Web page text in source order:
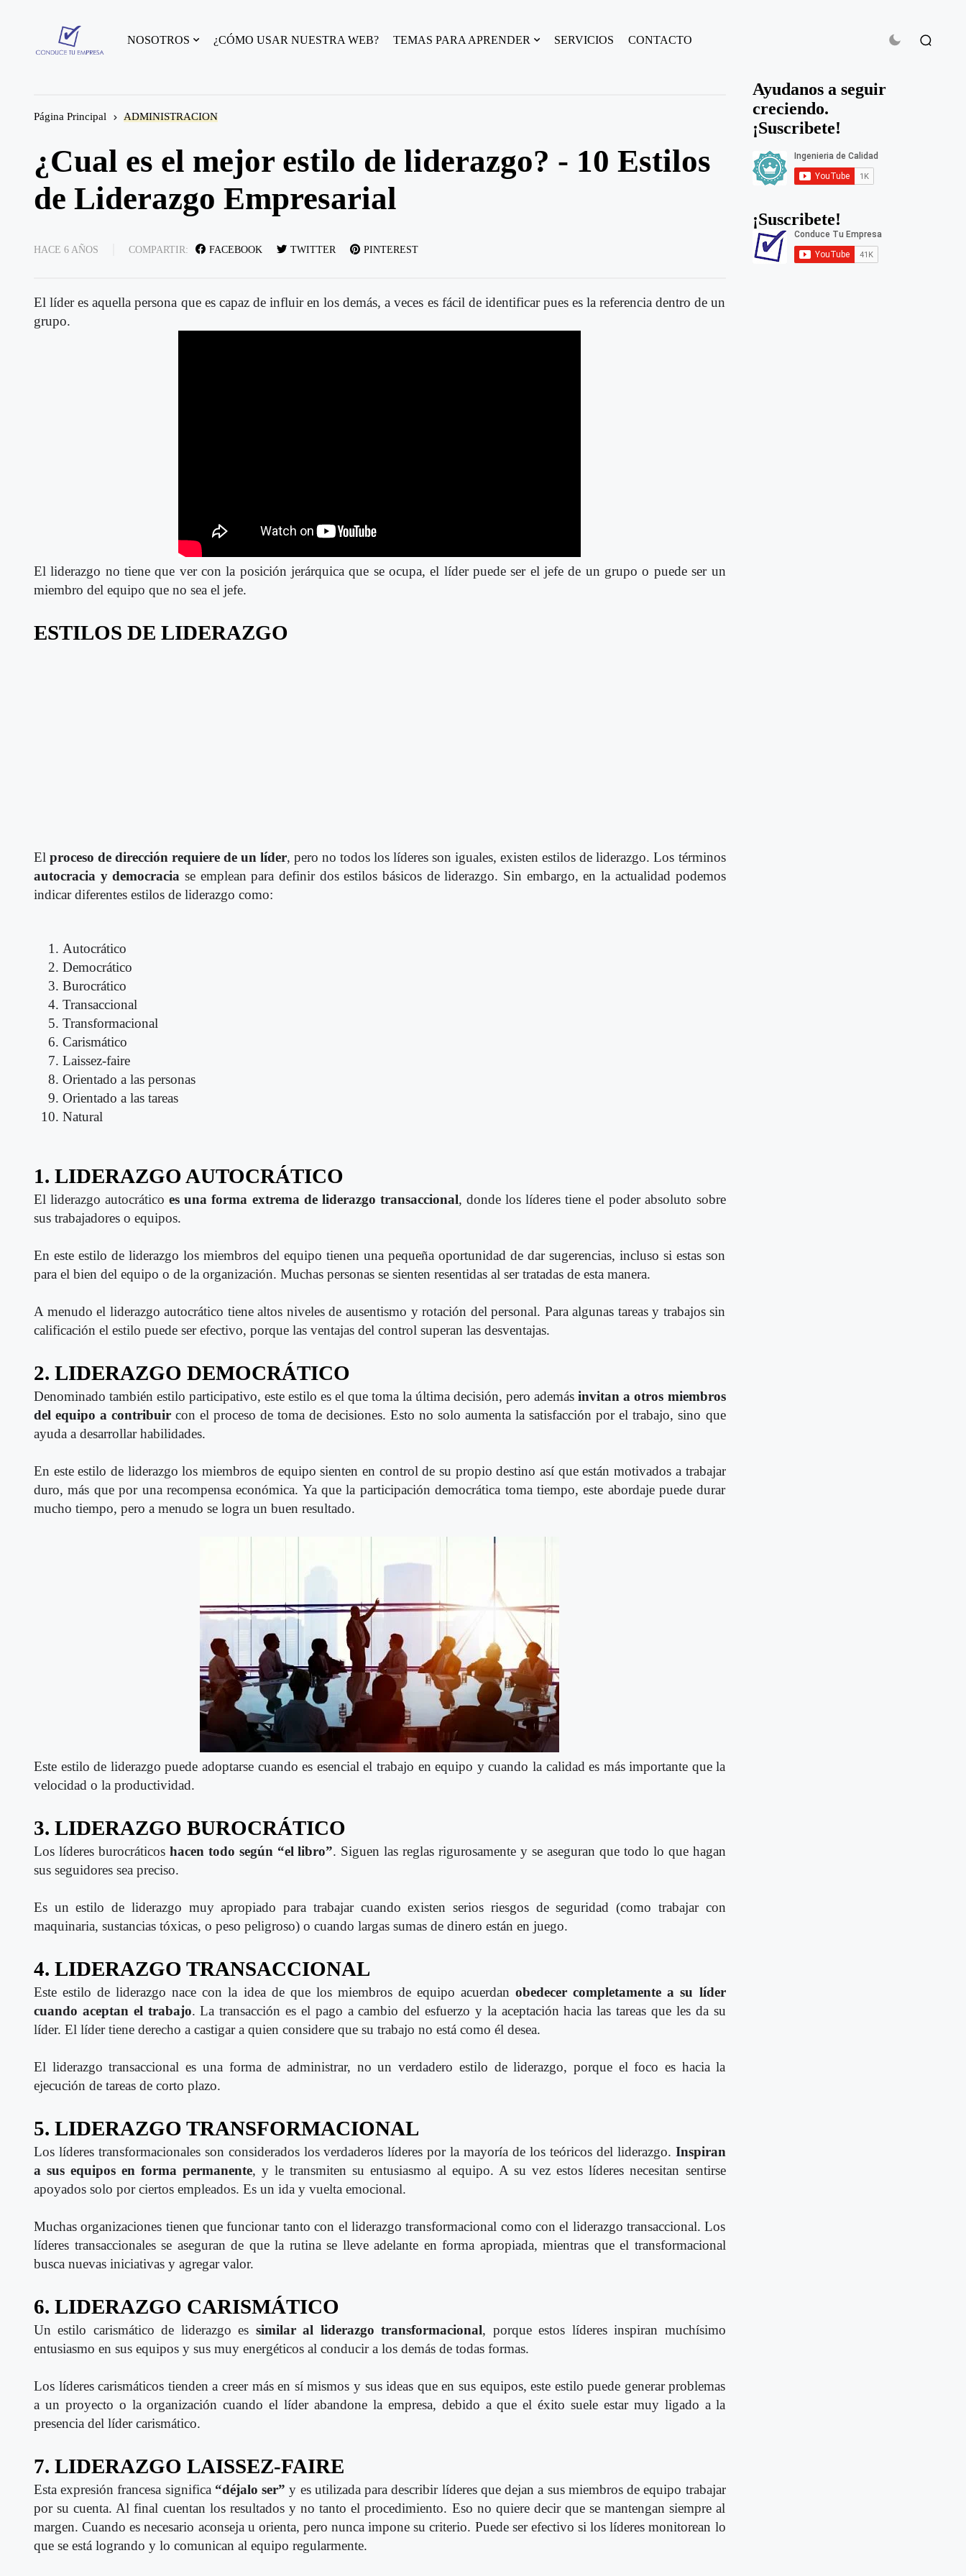
NOSOTROS ¿CÓMO USAR NUESTRA WEB? TEMAS PARA APRENDER SERVICIOS CONTACTO
Página Principal ADMINISTRACION
¿Cual es el mejor estilo de liderazgo? - 10 Estilos
de Liderazgo Empresarial
HACE 6 AÑOS COMPARTIR: FACEBOOK TWITTER PINTEREST
El líder es aquella persona que es capaz de influir en los demás, a veces es fácil de identificar pues es la referencia dentro de un
grupo.
El liderazgo no tiene que ver con la posición jerárquica que se ocupa, el líder puede ser el jefe de un grupo o puede ser un
miembro del equipo que no sea el jefe.
ESTILOS DE LIDERAZGO
Elproceso de dirección requiere de un líder, pero no todos los líderes son iguales, existen estilos de liderazgo. Los términos
autocracia y democracia se emplean para definir dos estilos básicos de liderazgo. Sin embargo, en la actualidad podemos
indicar diferentes estilos de liderazgo como:
Autocrático
Democrático
Burocrático
Transaccional
Transformacional
Carismático
Laissez-faire
Orientado a las personas
Orientado a las tareas
Natural
1. LIDERAZGO AUTOCRÁTICO
El liderazgo autocráticoes una forma extrema de liderazgo transaccional, donde los líderes tiene el poder absoluto sobre
sus trabajadores o equipos.
En este estilo de liderazgo los miembros del equipo tienen una pequeña oportunidad de dar sugerencias, incluso si estas son
para el bien del equipo o de la organización. Muchas personas se sienten resentidas al ser tratadas de esta manera.
A menudo el liderazgo autocrático tiene altos niveles de ausentismo y rotación del personal. Para algunas tareas y trabajos sin
calificación el estilo puede ser efectivo, porque las ventajas del control superan las desventajas.
2. LIDERAZGO DEMOCRÁTICO
Denominado también estilo participativo, este estilo es el que toma la última decisión, pero ademásinvitan a otros miembros
del equipo a contribuircon el proceso de toma de decisiones. Esto no solo aumenta la satisfacción por el trabajo, sino que
ayuda a desarrollar habilidades.
En este estilo de liderazgo los miembros de equipo sienten en control de su propio destino así que están motivados a trabajar
duro, más que por una recompensa económica. Ya que la participación democrática toma tiempo, este abordaje puede durar
mucho tiempo, pero a menudo se logra un buen resultado.
Este estilo de liderazgo puede adoptarse cuando es esencial el trabajo en equipo y cuando la calidad es más importante que la
velocidad o la productividad.
3. LIDERAZGO BUROCRÁTICO
Los líderes burocráticos hacen todo según “el libro”. Siguen las reglas rigurosamente y se aseguran que todo lo que hagan
sus seguidores sea preciso.
Es un estilo de liderazgo muy apropiado para trabajar cuando existen serios riesgos de seguridad (como trabajar con
maquinaria, sustancias tóxicas, o peso peligroso) o cuando largas sumas de dinero están en juego.
4. LIDERAZGO TRANSACCIONAL
Este estilo de liderazgo nace con la idea de que los miembros de equipo acuerdanobedecer completamente a su líder
cuando aceptan el trabajo. La transacción es el pago a cambio del esfuerzo y la aceptación hacia las tareas que les da su
líder. El líder tiene derecho a castigar a quien considere que su trabajo no está como él desea.
El liderazgo transaccional es una forma de administrar, no un verdadero estilo de liderazgo, porque el foco es hacia la
ejecución de tareas de corto plazo.
5. LIDERAZGO TRANSFORMACIONAL
Los líderes transformacionales son considerados los verdaderos líderes por la mayoría de los teóricos del liderazgo. Inspiran
a sus equipos en forma permanente, y le transmiten su entusiasmo al equipo. A su vez estos líderes necesitan sentirse
apoyados solo por ciertos empleados. Es un ida y vuelta emocional.
Muchas organizaciones tienen que funcionar tanto con el liderazgo transformacional como con el liderazgo transaccional. Los
líderes transaccionales se aseguran de que la rutina se lleve adelante en forma apropiada, mientras que el transformacional
busca nuevas iniciativas y agregar valor.
6. LIDERAZGO CARISMÁTICO
Un estilo carismático de liderazgo es similar al liderazgo transformacional, porque estos líderes inspiran muchísimo
entusiasmo en sus equipos y sus muy energéticos al conducir a los demás de todas formas.
Los líderes carismáticos tienden a creer más en sí mismos y sus ideas que en sus equipos, este estilo puede generar problemas
a un proyecto o la organización cuando el líder abandone la empresa, debido a que el éxito suele estar muy ligado a la
presencia del líder carismático.
7. LIDERAZGO LAISSEZ-FAIRE
Esta expresión francesa significa “déjalo ser” y es utilizada para describir líderes que dejan a sus miembros de equipo trabajar
por su cuenta. Al final cuentan los resultados y no tanto el procedimiento. Eso no quiere decir que se mantengan siempre al
margen. Cuando es necesario aconseja u orienta, pero nunca impone su criterio. Puede ser efectivo si los líderes monitorean lo
que se está logrando y lo comunican al equipo regularmente.
Ayudanos a seguir
creciendo.
¡Suscribete!
¡Suscribete!